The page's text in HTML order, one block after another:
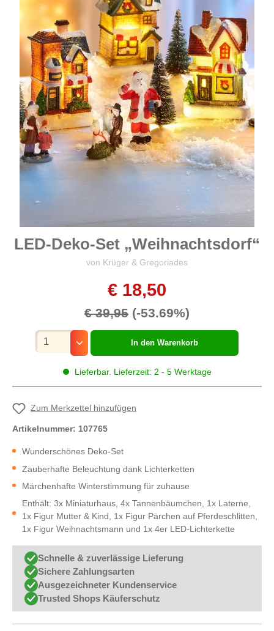
LED-Deko-Set „Weihnachtsdorf“
von Krüger & Gregoriades
€ 18,50
€ 39,95 (-53.69%)
Lieferbar. Lieferzeit: 2 - 5 Werktage
Mengenauswahl
In den Warenkorb
Zum Merkzettel hinzufügen
Artikelnummer: 107765
Wunderschönes Deko-Set
Zauberhafte Beleuchtung dank Lichterketten
Märchenhafte Winterstimmung für zuhause
Enthält: 3x Miniaturhaus, 4x Tannenbäumchen, 1x Laterne,
1x Figur Mutter & Kind, 1x Figur Pärchen auf Pferdeschlitten,
1x Figur Weihnachtsmann und 1x 4er LED-Lichterkette
Schnelle & zuverlässige Lieferung
Sichere Zahlungsarten
Ausgezeichneter Kundenservice
Trusted Shops Käuferschutz